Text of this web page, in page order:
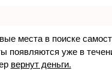
места в поиске
появляются уже в
вернут деньги.